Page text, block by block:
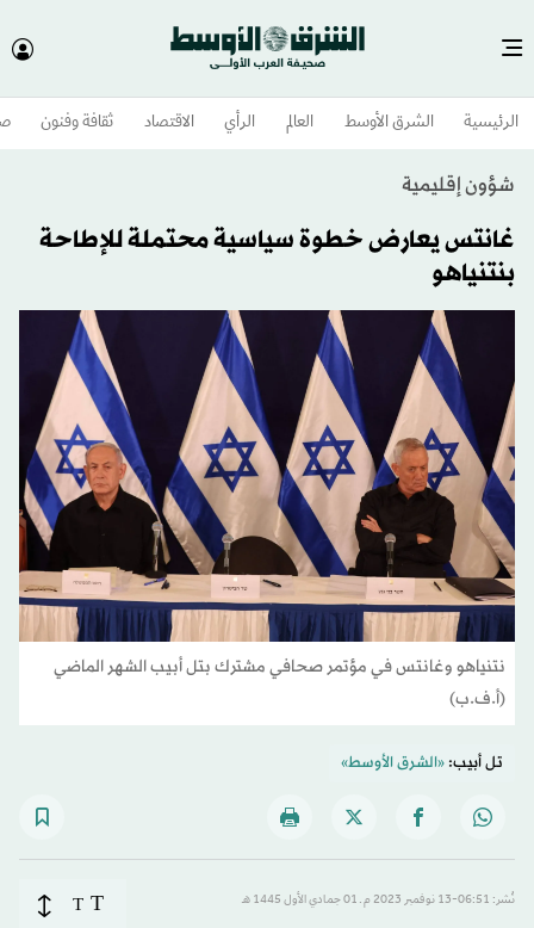
الرئيسية الشرق الأوسط​ العالم الرأي الاقتصاد ثقافة وفنون
شؤون إقليمية
غانتس يعارض خطوة سياسية محتملة للإطاحة
بنتنياهو
نتنياهو وغانتس في مؤتمر صحافي مشترك بتل أبيب الشهر الماضي
(أ.ف.ب)
تل أبيب:«الشرق الأوسط»
نُشر: 06:51-13 نوفمبر 2023 م ـ 01 جمادي الأول 1445 هـ T
T